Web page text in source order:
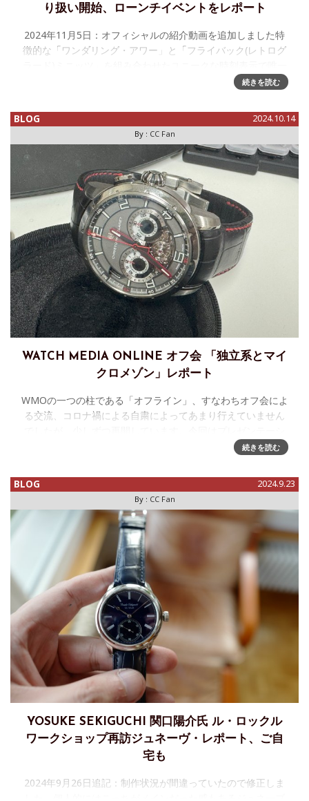
り扱い開始、ローンチイベントをレポート
2024年11月5日：オフィシャルの紹介動画を追加しました特
徴的な「ワンダリング・アワー」と「フライバック(レトログ
無二の作品を作り続けるウルベルク。今回、アワーグラスジ
続きを読む
BLOG 2024.10.14
By : CC Fan
WATCH MEDIA ONLINE オフ会 「独立系とマイ
クロメゾン」レポート
WMOの一つの柱である「オフライン」、すなわちオフ会によ
る交流、コロナ禍による自粛によってあまり行えていません
ョン方式ではなく、単純にコレクションを持って集まってお
続きを読む
BLOG 2024.9.23
By : CC Fan
YOSUKE SEKIGUCHI 関口陽介氏 ル・ロックル
ワークショップ再訪ジュネーヴ・レポート、ご自
宅も
2024年9月26日追記：制作状況が間違っていたので修正しま